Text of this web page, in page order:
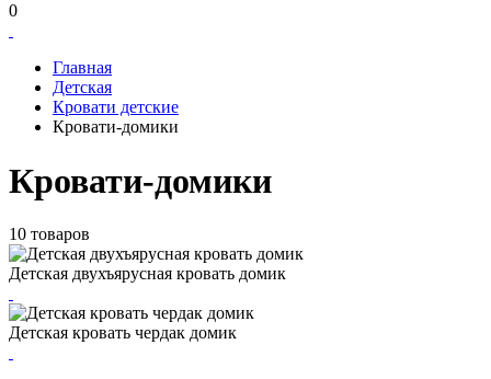
0
Главная
Детская
Кровати детские
Кровати-домики
Кровати-домики
10 товаров
Детская двухъярусная кровать домик
Детская кровать чердак домик